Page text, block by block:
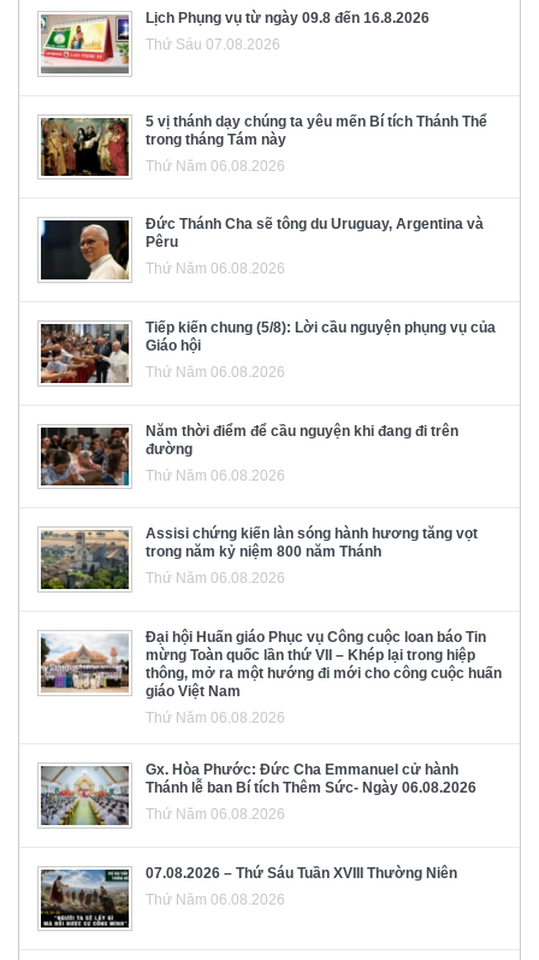
Lịch Phụng vụ từ ngày 09.8 đến 16.8.2026
Thứ Sáu 07.08.2026
5 vị thánh dạy chúng ta yêu mến Bí tích Thánh Thể
trong tháng Tám này
Thứ Năm 06.08.2026
Đức Thánh Cha sẽ tông du Uruguay, Argentina và
Pêru
Thứ Năm 06.08.2026
Tiếp kiến chung (5/8): Lời cầu nguyện phụng vụ của
Giáo hội
Thứ Năm 06.08.2026
Năm thời điểm để cầu nguyện khi đang đi trên
đường
Thứ Năm 06.08.2026
Assisi chứng kiến làn sóng hành hương tăng vọt
trong năm kỷ niệm 800 năm Thánh
Thứ Năm 06.08.2026
Đại hội Huấn giáo Phục vụ Công cuộc loan báo Tin
mừng Toàn quốc lần thứ VII – Khép lại trong hiệp
thông, mở ra một hướng đi mới cho công cuộc huấn
giáo Việt Nam
Thứ Năm 06.08.2026
Gx. Hòa Phước: Đức Cha Emmanuel cử hành
Thánh lễ ban Bí tích Thêm Sức- Ngày 06.08.2026
Thứ Năm 06.08.2026
07.08.2026 – Thứ Sáu Tuần XVIII Thường Niên
Thứ Năm 06.08.2026